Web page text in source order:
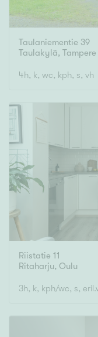
Taulaniementie 39
Taulakylä, Tampere
4h, k, wc, kph, s, vh
Riistatie 11
Ritaharju, Oulu
3h, k, kph/wc, s,